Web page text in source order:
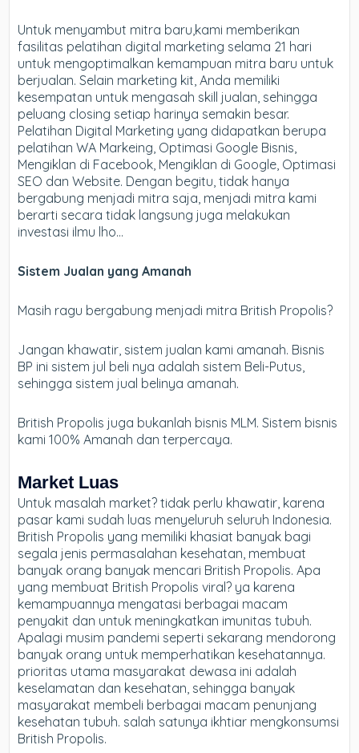
Untuk menyambut mitra baru,kami memberikan
fasilitas pelatihan digital marketing selama 21 hari
untuk mengoptimalkan kemampuan mitra baru untuk
berjualan. Selain marketing kit, Anda memiliki
kesempatan untuk mengasah skill jualan, sehingga
peluang closing setiap harinya semakin besar.
Pelatihan Digital Marketing yang didapatkan berupa
pelatihan WA Markeing, Optimasi Google Bisnis,
Mengiklan di Facebook, Mengiklan di Google, Optimasi
SEO dan Website. Dengan begitu, tidak hanya
bergabung menjadi mitra saja, menjadi mitra kami
berarti secara tidak langsung juga melakukan
investasi ilmu lho…
Sistem Jualan yang Amanah
Masih ragu bergabung menjadi mitra British Propolis?
Jangan khawatir, sistem jualan kami amanah. Bisnis
BP ini sistem jul beli nya adalah sistem Beli-Putus,
sehingga sistem jual belinya amanah.
British Propolis juga bukanlah bisnis MLM. Sistem bisnis
kami 100% Amanah dan terpercaya.
Market Luas
Untuk masalah market? tidak perlu khawatir, karena
pasar kami sudah luas menyeluruh seluruh Indonesia.
British Propolis yang memiliki khasiat banyak bagi
segala jenis permasalahan kesehatan, membuat
banyak orang banyak mencari British Propolis. Apa
yang membuat British Propolis viral? ya karena
kemampuannya mengatasi berbagai macam
penyakit dan untuk meningkatkan imunitas tubuh.
Apalagi musim pandemi seperti sekarang mendorong
banyak orang untuk memperhatikan kesehatannya.
prioritas utama masyarakat dewasa ini adalah
keselamatan dan kesehatan, sehingga banyak
masyarakat membeli berbagai macam penunjang
kesehatan tubuh. salah satunya ikhtiar mengkonsumsi
British Propolis.